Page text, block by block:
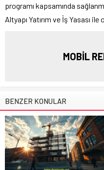
programı kapsamında
Altyapı Yatırım ve İş Yasası
MOBİL
BENZER KONULAR